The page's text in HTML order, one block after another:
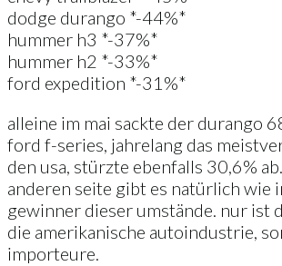
dodge durango *-44%*
hummer h3 *-37%*
hummer h2 *-33%*
ford expedition *-31%*
alleine im mai sackte der durango
ford f-series, jahrelang das
den usa, stürzte ebenfalls 30,6%
anderen seite gibt es natürlich wie
gewinner dieser umstände. nur ist
die amerikanische autoindustrie,
importeure.